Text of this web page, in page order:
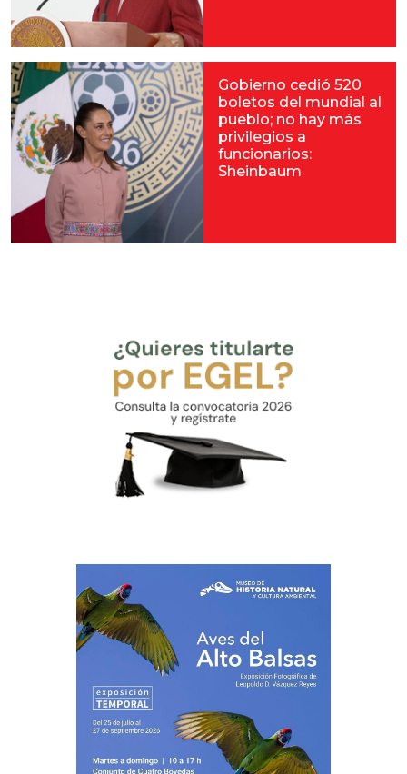
Gobierno cedió 520
boletos del mundial al
pueblo; no hay más
privilegios a
funcionarios:
Sheinbaum